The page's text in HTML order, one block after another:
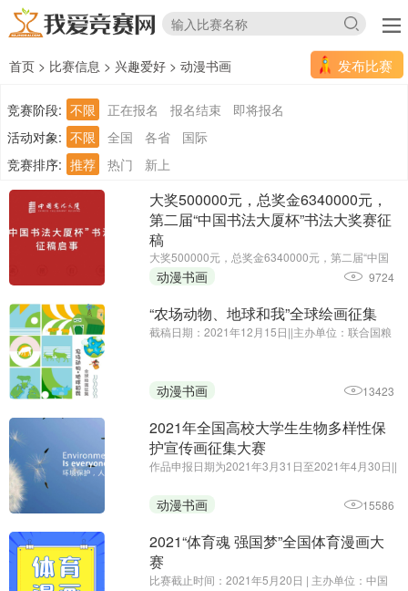
发布比赛
首页 > 比赛信息 > 兴趣爱好 > 动漫书画
竞赛阶段: 不限 正在报名 报名结束
即将报名
活动对象: 不限 全国 各省
国际
竞赛排序: 推荐 热门 新上
大奖500000元，总奖金6340000元，
第二届“中国书法大厦杯”书法大奖赛征
稿
大奖500000元，总奖金6340000元，第二届“中国
书法大厦杯”书法大奖赛征稿||征集截止时间延期
至：2025年6月30日||主办单位：中国书法大厦
动漫书画 9724
“农场动物、地球和我”全球绘画征集
截稿日期：2021年12月15日||主办单位：联合国粮
动漫书画 13423
2021年全国高校大学生生物多样性保
护宣传画征集大赛
作品申报日期为2021年3月31日至2021年4月30日||
物多样性日的主题为“呵护自然·有你有我”（We're
part of the solution），旨在提醒人们，生物多样性
动漫书画 15586
2021“体育魂 强国梦”全国体育漫画大
赛
比赛截止时间：2021年5月20日 | 主办单位：中国